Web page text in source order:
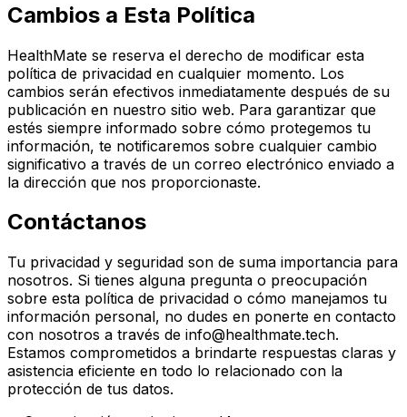
Cambios a Esta Política
HealthMate se reserva el derecho de modificar esta
política de privacidad en cualquier momento. Los
cambios serán efectivos inmediatamente después de su
publicación en nuestro sitio web. Para garantizar que
estés siempre informado sobre cómo protegemos tu
información, te notificaremos sobre cualquier cambio
significativo a través de un correo electrónico enviado a
la dirección que nos proporcionaste.
Contáctanos
Tu privacidad y seguridad son de suma importancia para
nosotros. Si tienes alguna pregunta o preocupación
sobre esta política de privacidad o cómo manejamos tu
información personal, no dudes en ponerte en contacto
con nosotros a través de info@healthmate.tech.
Estamos comprometidos a brindarte respuestas claras y
asistencia eficiente en todo lo relacionado con la
protección de tus datos.